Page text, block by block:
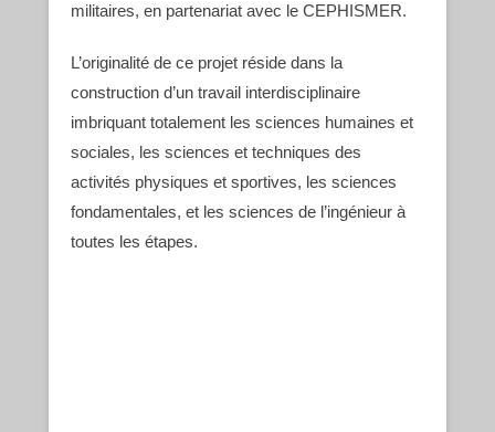
militaires, en partenariat avec le CEPHISMER.
L’originalité de ce projet réside dans la
construction d’un travail interdisciplinaire
imbriquant totalement les sciences humaines et
sociales, les sciences et techniques des
activités physiques et sportives, les sciences
fondamentales, et les sciences de l’ingénieur à
toutes les étapes.